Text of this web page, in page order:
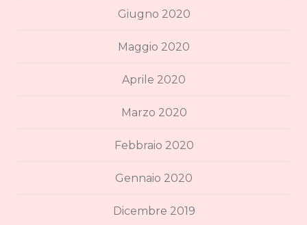
Giugno 2020
Maggio 2020
Aprile 2020
Marzo 2020
Febbraio 2020
Gennaio 2020
Dicembre 2019